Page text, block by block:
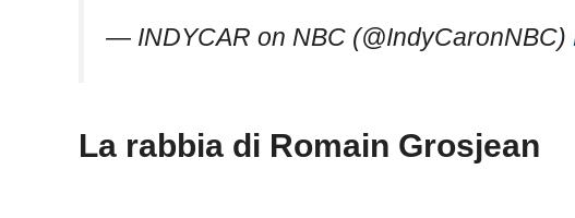
— INDYCAR on NBC (@IndyCaronNBC)
La rabbia di Romain Grosjean